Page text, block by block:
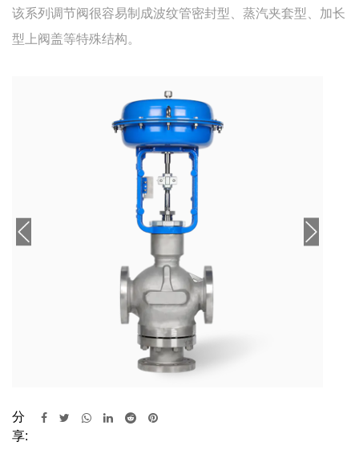
该系列调节阀很容易制成波纹管密封型、蒸汽夹套型、加长
型上阀盖等特殊结构。
分
享: